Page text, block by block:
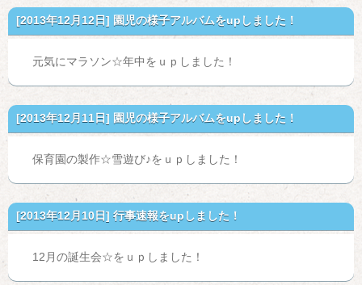
[2013年12月12日] 園児の様子アルバムをupしました！
元気にマラソン☆年中をｕｐしました！
[2013年12月11日] 園児の様子アルバムをupしました！
保育園の製作☆雪遊び♪をｕｐしました！
[2013年12月10日] 行事速報をupしました！
12月の誕生会☆をｕｐしました！